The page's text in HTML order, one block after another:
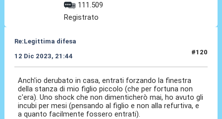
111.509
Registrato
Re:Legittima difesa
12 Dic 2023, 21:44
#120
Anch'io derubato in casa, entrati forzando la finestra
della stanza di mio figlio piccolo (che per fortuna non
c'era). Uno shock che non dimenticherò mai, ho avuto gli
incubi per mesi (pensando al figlio e non alla refurtiva, e
a quanto facilmente fossero entrati).